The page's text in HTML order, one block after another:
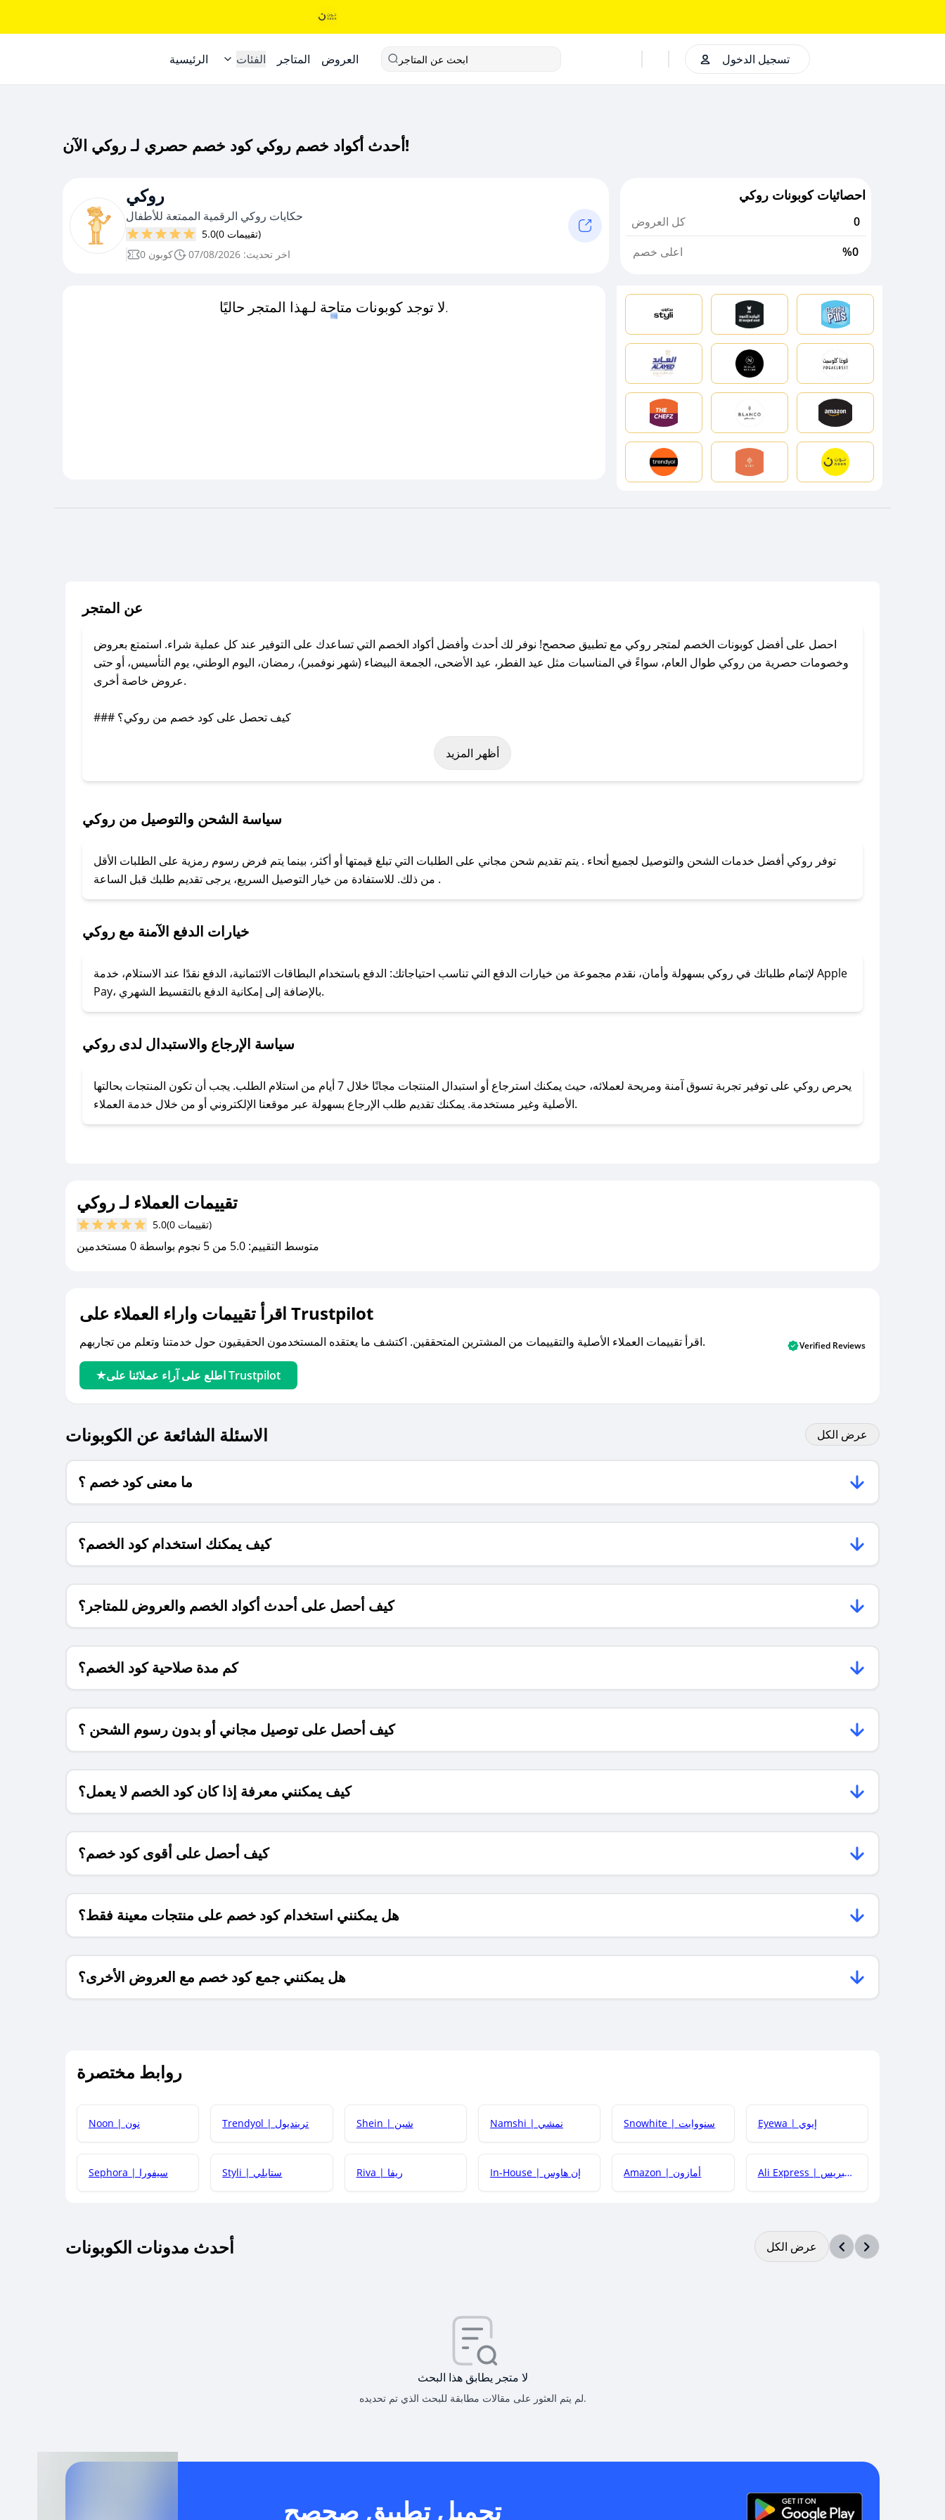
الرئيسية الفئات المتاجر العروض ابحث عن المتاجر تسجيل الدخول
أحدث أكواد خصم روكي كود خصم حصري لـ روكي الآن!
روكي
حكايات روكي الرقمية الممتعة للأطفال
5.0
(0 تقييمات)
0 كوبون
اخر تحديث: 07/08/2026
احصائيات كوبونات روكي
كل العروض
0
اعلى خصم
%0
لا توجد كوبونات متاحة لـهذا المتجر حاليًا.
عن المتجر
احصل على أفضل كوبونات الخصم لمتجر روكي مع تطبيق صحصح! نوفر لك أحدث وأفضل أكواد الخصم التي تساعدك على التوفير عند كل عملية شراء. استمتع بعروض
وخصومات حصرية من روكي طوال العام، سواءً في المناسبات مثل عيد الفطر، عيد الأضحى، الجمعة البيضاء (شهر نوفمبر)، رمضان، اليوم الوطني، يوم التأسيس، أو حتى
عروض خاصة أخرى.
### كيف تحصل على كود خصم من روكي؟
باستخدام تطبيق صحصح، يمكنك العثور بسهولة على كود خصم روكي. وفي حال عدم توفر الكوبون، تواصل معنا عبر تويتر أو البريد الإلكتروني لإضافته بسرعة.
لا تقلق! يمكنك التواصل مع فريق دعم صحصح عبر الرسائل الخاصة على تويتر أو البريد الإلكتروني، وسنقوم بحل المشكلة في أسرع وقت ممكن.
### ماذا أفعل إذا لم أجد كود خصم لمتجري المفضل؟
للحصول على كوبونات وخصومات حصرية، قم بما يلي:
- اضغط على أيقونة متابعة لمتجر روكي في تطبيق صحصح.
- تابع حسابنا الرسمي على تويتر وقم بتفعيل زر التنبيهات.
أظهر المزيد
سياسة الشحن والتوصيل من روكي
توفر روكي أفضل خدمات الشحن والتوصيل لجميع أنحاء . يتم تقديم شحن مجاني على الطلبات التي تبلغ قيمتها أو أكثر، بينما يتم فرض رسوم رمزية على الطلبات الأقل
من ذلك. للاستفادة من خيار التوصيل السريع، يرجى تقديم طلبك قبل الساعة .
خيارات الدفع الآمنة مع روكي
لإتمام طلباتك في روكي بسهولة وأمان، نقدم مجموعة من خيارات الدفع التي تناسب احتياجاتك: الدفع باستخدام البطاقات الائتمانية، الدفع نقدًا عند الاستلام، خدمة Apple
Pay، بالإضافة إلى إمكانية الدفع بالتقسيط الشهري.
سياسة الإرجاع والاستبدال لدى روكي
يحرص روكي على توفير تجربة تسوق آمنة ومريحة لعملائه، حيث يمكنك استرجاع أو استبدال المنتجات مجانًا خلال 7 أيام من استلام الطلب. يجب أن تكون المنتجات بحالتها
الأصلية وغير مستخدمة. يمكنك تقديم طلب الإرجاع بسهولة عبر موقعنا الإلكتروني أو من خلال خدمة العملاء.
تقييمات العملاء لـ روكي
5.0 (0 تقييمات)
متوسط التقييم: 5.0 من 5 نجوم بواسطة 0 مستخدمين
اقرأ تقييمات واراء العملاء على Trustpilot
اقرأ تقييمات العملاء الأصلية والتقييمات من المشترين المتحققين. اكتشف ما يعتقده المستخدمون الحقيقيون حول خدمتنا وتعلم من تجاربهم.
اطلع على آراء عملائنا على Trustpilot
Verified Reviews
الاسئلة الشائعة عن الكوبونات عرض الكل
ما معنى كود خصم ؟
كيف يمكنك استخدام كود الخصم؟
كيف أحصل على أحدث أكواد الخصم والعروض للمتاجر؟
كم مدة صلاحية كود الخصم؟
كيف أحصل على توصيل مجاني أو بدون رسوم الشحن ؟
كيف يمكنني معرفة إذا كان كود الخصم لا يعمل؟
كيف أحصل على أقوى كود خصم؟
هل يمكنني استخدام كود خصم على منتجات معينة فقط؟
هل يمكنني جمع كود خصم مع العروض الأخرى؟
روابط مختصرة
Noon | نون Trendyol | ترينديول Shein | شين Namshi | نمشي Snowhite | سنووايت Eyewa | إيوي
Sephora | سيفورا Styli | ستايلي Riva | ريفا In-House | إن هاوس Amazon | أمازون Ali Express | علي إكسبريس
أحدث مدونات الكوبونات عرض الكل
لا متجر يطابق هذا البحث
لم يتم العثور على مقالات مطابقة للبحث الذي تم تحديده.
تحميل تطبيق صحصح